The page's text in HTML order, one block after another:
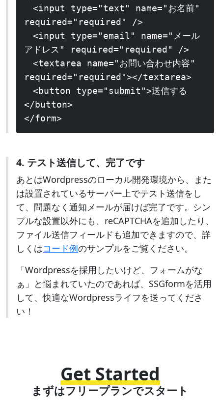
<input type="text" name="お名前"
required="required" />
<input type="email" name="メール
アドレス" required="required" />
<textarea name="お問い合わせ内容"
required="required"></textarea>
<button type="submit">送信する
</button>
</form>
4. テスト送信して、完了です
あとはWordpressのローカル開発環境から、また
は設置されているサーバー上でテスト送信をし
て、問題なく通知メールが届けば完了です。シン
プルな設置以外にも、reCAPTCHAを追加したり、
ファイル送信フィールドも追加できますので、詳
しくはコード例のサンプルをご覧ください。
「Wordpressを採用したいけど、フォームがな
ぁ」と悩まれていたのであれば、SSGformを活用
して、快適なWordpressライフを送ってくださ
い！
Get Started
まずはフリープランでスタート